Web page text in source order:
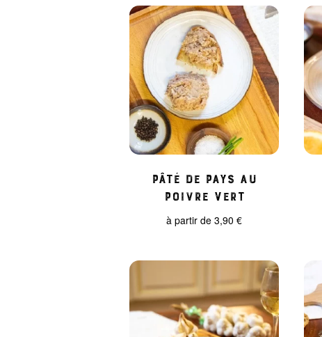
Pâté de pays au
poivre vert
à partir de3,90€